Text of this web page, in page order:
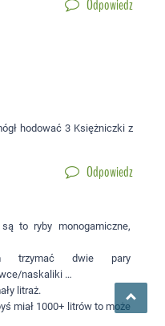
Odpowiedz
hodować 3 Księżniczki z
Odpowiedz
to ryby monogamiczne,
trzymać dwie pary
naskaliki …
litraż.
miał 1000+ litrów to może